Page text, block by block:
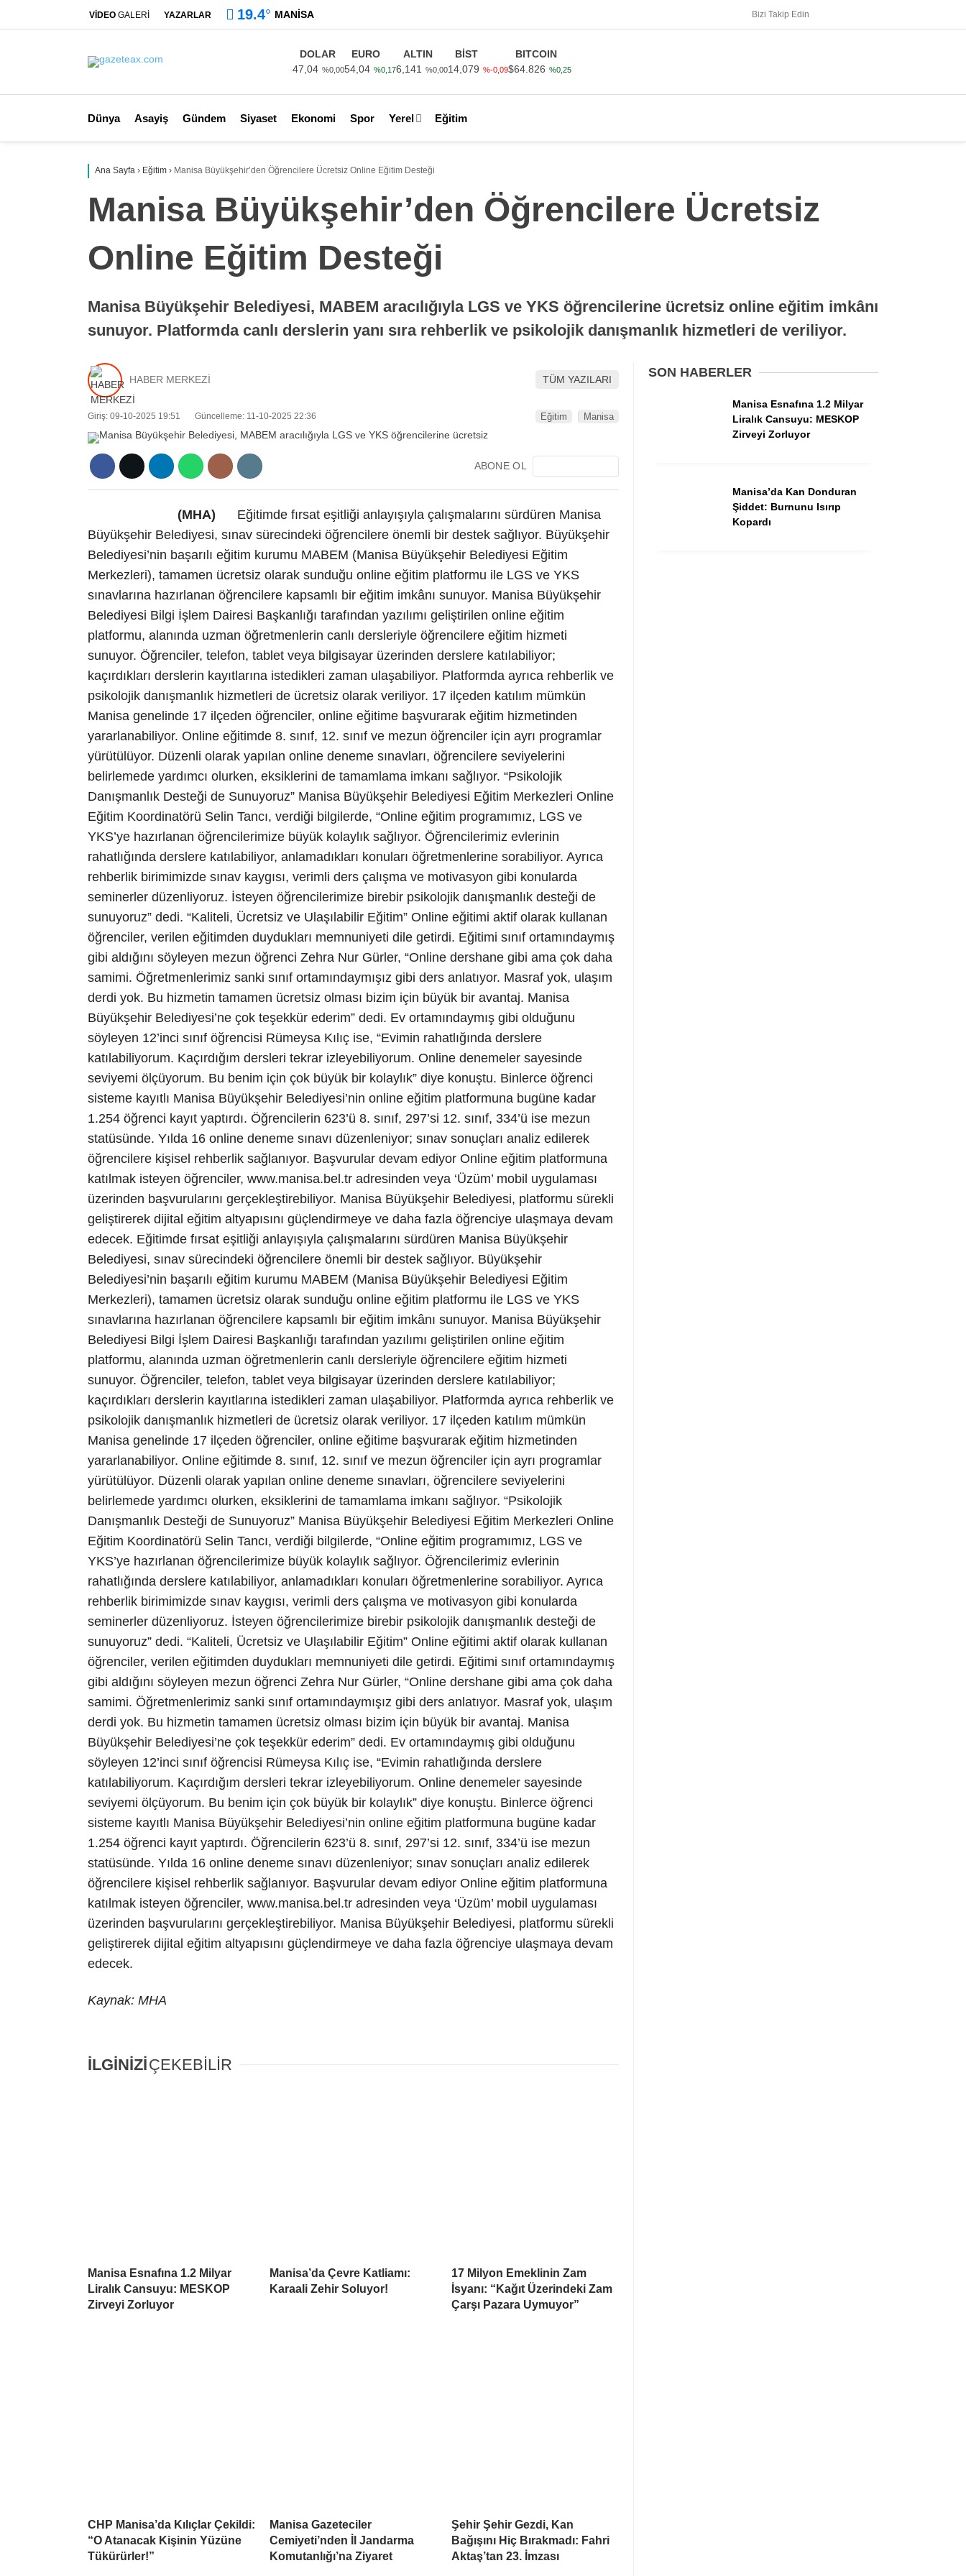
Dünya
Siyaset
Yerel
VİDEO GALERİ YAZARLAR 19.4° MANISA Bizi Takip Edin
DOLAR
47,04 %0,00
EURO
54,04 %0,17
ALTIN
6,141
%0,00
BİST
14,079 %-0,09
BITCOIN
$64.826 %0,25
Dünya Asayiş Gündem Siyaset Ekonomi Spor Yerel Eğitim
Ana Sayfa › Eğitim › Manisa Büyükşehir’den Öğrencilere Ücretsiz Online Eğitim Desteği
Manisa Büyükşehir’den Öğrencilere Ücretsiz
Online Eğitim Desteği
Manisa Büyükşehir Belediyesi, MABEM aracılığıyla LGS ve YKS öğrencilerine ücretsiz online eğitim imkânı
sunuyor. Platformda canlı derslerin yanı sıra rehberlik ve psikolojik danışmanlık hizmetleri de veriliyor.
HABER MERKEZİ TÜM YAZILARI
Giriş: 09-10-2025 19:51 Güncelleme: 11-10-2025 22:36 Eğitim Manisa
ABONE OL
(MHA)
Eğitimde fırsat eşitliği anlayışıyla çalışmalarını sürdüren Manisa
Büyükşehir Belediyesi, sınav sürecindeki öğrencilere önemli bir destek sağlıyor. Büyükşehir
Belediyesi’nin başarılı eğitim kurumu MABEM (Manisa Büyükşehir Belediyesi Eğitim
Merkezleri), tamamen ücretsiz olarak sunduğu online eğitim platformu ile LGS ve YKS
sınavlarına hazırlanan öğrencilere kapsamlı bir eğitim imkânı sunuyor. Manisa Büyükşehir
Belediyesi Bilgi İşlem Dairesi Başkanlığı tarafından yazılımı geliştirilen online eğitim
platformu, alanında uzman öğretmenlerin canlı dersleriyle öğrencilere eğitim hizmeti
sunuyor. Öğrenciler, telefon, tablet veya bilgisayar üzerinden derslere katılabiliyor;
kaçırdıkları derslerin kayıtlarına istedikleri zaman ulaşabiliyor. Platformda ayrıca rehberlik ve
psikolojik danışmanlık hizmetleri de ücretsiz olarak veriliyor. 17 ilçeden katılım mümkün
Manisa genelinde 17 ilçeden öğrenciler, online eğitime başvurarak eğitim hizmetinden
yararlanabiliyor. Online eğitimde 8. sınıf, 12. sınıf ve mezun öğrenciler için ayrı programlar
yürütülüyor. Düzenli olarak yapılan online deneme sınavları, öğrencilere seviyelerini
belirlemede yardımcı olurken, eksiklerini de tamamlama imkanı sağlıyor. “Psikolojik
Danışmanlık Desteği de Sunuyoruz” Manisa Büyükşehir Belediyesi Eğitim Merkezleri Online
Eğitim Koordinatörü Selin Tancı, verdiği bilgilerde, “Online eğitim programımız, LGS ve
YKS’ye hazırlanan öğrencilerimize büyük kolaylık sağlıyor. Öğrencilerimiz evlerinin
rahatlığında derslere katılabiliyor, anlamadıkları konuları öğretmenlerine sorabiliyor. Ayrıca
rehberlik birimimizde sınav kaygısı, verimli ders çalışma ve motivasyon gibi konularda
seminerler düzenliyoruz. İsteyen öğrencilerimize birebir psikolojik danışmanlık desteği de
sunuyoruz” dedi. “Kaliteli, Ücretsiz ve Ulaşılabilir Eğitim” Online eğitimi aktif olarak kullanan
öğrenciler, verilen eğitimden duydukları memnuniyeti dile getirdi. Eğitimi sınıf ortamındaymış
gibi aldığını söyleyen mezun öğrenci Zehra Nur Gürler, “Online dershane gibi ama çok daha
samimi. Öğretmenlerimiz sanki sınıf ortamındaymışız gibi ders anlatıyor. Masraf yok, ulaşım
derdi yok. Bu hizmetin tamamen ücretsiz olması bizim için büyük bir avantaj. Manisa
Büyükşehir Belediyesi’ne çok teşekkür ederim” dedi. Ev ortamındaymış gibi olduğunu
söyleyen 12’inci sınıf öğrencisi Rümeysa Kılıç ise, “Evimin rahatlığında derslere
katılabiliyorum. Kaçırdığım dersleri tekrar izleyebiliyorum. Online denemeler sayesinde
seviyemi ölçüyorum. Bu benim için çok büyük bir kolaylık” diye konuştu. Binlerce öğrenci
sisteme kayıtlı Manisa Büyükşehir Belediyesi’nin online eğitim platformuna bugüne kadar
1.254 öğrenci kayıt yaptırdı. Öğrencilerin 623’ü 8. sınıf, 297’si 12. sınıf, 334’ü ise mezun
statüsünde. Yılda 16 online deneme sınavı düzenleniyor; sınav sonuçları analiz edilerek
öğrencilere kişisel rehberlik sağlanıyor. Başvurular devam ediyor Online eğitim platformuna
katılmak isteyen öğrenciler, www.manisa.bel.tr adresinden veya ‘Üzüm’ mobil uygulaması
üzerinden başvurularını gerçekleştirebiliyor. Manisa Büyükşehir Belediyesi, platformu sürekli
geliştirerek dijital eğitim altyapısını güçlendirmeye ve daha fazla öğrenciye ulaşmaya devam
edecek. Eğitimde fırsat eşitliği anlayışıyla çalışmalarını sürdüren Manisa Büyükşehir
Belediyesi, sınav sürecindeki öğrencilere önemli bir destek sağlıyor. Büyükşehir
Belediyesi’nin başarılı eğitim kurumu MABEM (Manisa Büyükşehir Belediyesi Eğitim
Merkezleri), tamamen ücretsiz olarak sunduğu online eğitim platformu ile LGS ve YKS
sınavlarına hazırlanan öğrencilere kapsamlı bir eğitim imkânı sunuyor. Manisa Büyükşehir
Belediyesi Bilgi İşlem Dairesi Başkanlığı tarafından yazılımı geliştirilen online eğitim
platformu, alanında uzman öğretmenlerin canlı dersleriyle öğrencilere eğitim hizmeti
sunuyor. Öğrenciler, telefon, tablet veya bilgisayar üzerinden derslere katılabiliyor;
kaçırdıkları derslerin kayıtlarına istedikleri zaman ulaşabiliyor. Platformda ayrıca rehberlik ve
psikolojik danışmanlık hizmetleri de ücretsiz olarak veriliyor. 17 ilçeden katılım mümkün
Manisa genelinde 17 ilçeden öğrenciler, online eğitime başvurarak eğitim hizmetinden
yararlanabiliyor. Online eğitimde 8. sınıf, 12. sınıf ve mezun öğrenciler için ayrı programlar
yürütülüyor. Düzenli olarak yapılan online deneme sınavları, öğrencilere seviyelerini
belirlemede yardımcı olurken, eksiklerini de tamamlama imkanı sağlıyor. “Psikolojik
Danışmanlık Desteği de Sunuyoruz” Manisa Büyükşehir Belediyesi Eğitim Merkezleri Online
Eğitim Koordinatörü Selin Tancı, verdiği bilgilerde, “Online eğitim programımız, LGS ve
YKS’ye hazırlanan öğrencilerimize büyük kolaylık sağlıyor. Öğrencilerimiz evlerinin
rahatlığında derslere katılabiliyor, anlamadıkları konuları öğretmenlerine sorabiliyor. Ayrıca
rehberlik birimimizde sınav kaygısı, verimli ders çalışma ve motivasyon gibi konularda
seminerler düzenliyoruz. İsteyen öğrencilerimize birebir psikolojik danışmanlık desteği de
sunuyoruz” dedi. “Kaliteli, Ücretsiz ve Ulaşılabilir Eğitim” Online eğitimi aktif olarak kullanan
öğrenciler, verilen eğitimden duydukları memnuniyeti dile getirdi. Eğitimi sınıf ortamındaymış
gibi aldığını söyleyen mezun öğrenci Zehra Nur Gürler, “Online dershane gibi ama çok daha
samimi. Öğretmenlerimiz sanki sınıf ortamındaymışız gibi ders anlatıyor. Masraf yok, ulaşım
derdi yok. Bu hizmetin tamamen ücretsiz olması bizim için büyük bir avantaj. Manisa
Büyükşehir Belediyesi’ne çok teşekkür ederim” dedi. Ev ortamındaymış gibi olduğunu
söyleyen 12’inci sınıf öğrencisi Rümeysa Kılıç ise, “Evimin rahatlığında derslere
katılabiliyorum. Kaçırdığım dersleri tekrar izleyebiliyorum. Online denemeler sayesinde
seviyemi ölçüyorum. Bu benim için çok büyük bir kolaylık” diye konuştu. Binlerce öğrenci
sisteme kayıtlı Manisa Büyükşehir Belediyesi’nin online eğitim platformuna bugüne kadar
1.254 öğrenci kayıt yaptırdı. Öğrencilerin 623’ü 8. sınıf, 297’si 12. sınıf, 334’ü ise mezun
statüsünde. Yılda 16 online deneme sınavı düzenleniyor; sınav sonuçları analiz edilerek
öğrencilere kişisel rehberlik sağlanıyor. Başvurular devam ediyor Online eğitim platformuna
katılmak isteyen öğrenciler, www.manisa.bel.tr adresinden veya ‘Üzüm’ mobil uygulaması
üzerinden başvurularını gerçekleştirebiliyor. Manisa Büyükşehir Belediyesi, platformu sürekli
geliştirerek dijital eğitim altyapısını güçlendirmeye ve daha fazla öğrenciye ulaşmaya devam
edecek.
Kaynak: MHA
İLGİNİZİÇEKEBİLİR
Manisa Esnafına 1.2 Milyar
Liralık Cansuyu: MESKOP
Zirveyi Zorluyor
Manisa’da Çevre Katliamı:
Karaali Zehir Soluyor!
17 Milyon Emeklinin Zam
İsyanı: “Kağıt Üzerindeki Zam
Çarşı Pazara Uymuyor”
CHP Manisa’da Kılıçlar Çekildi:
“O Atanacak Kişinin Yüzüne
Tükürürler!”
Manisa Gazeteciler
Cemiyeti’nden İl Jandarma
Komutanlığı’na Ziyaret
Şehir Şehir Gezdi, Kan
Bağışını Hiç Bırakmadı: Fahri
Aktaş’tan 23. İmzası
SON HABERLER
Manisa Esnafına 1.2 Milyar
Liralık Cansuyu: MESKOP
Zirveyi Zorluyor
Manisa’da Kan Donduran
Şiddet: Burnunu Isırıp
Kopardı